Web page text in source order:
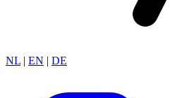
NL | EN | DE